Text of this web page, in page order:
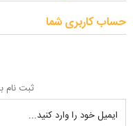
ثبت نام
ایمیل خود را وارد کنید...
حساب کاربری شما